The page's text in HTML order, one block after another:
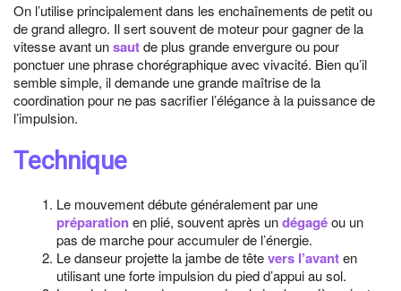
On l’utilise principalement dans les enchaînements de petit ou
de grand allegro. Il sert souvent de moteur pour gagner de la
vitesse avant unsautde plus grande envergure ou pour
ponctuer une phrase chorégraphique avec vivacité. Bien qu’il
semble simple, il demande une grande maîtrise de la
coordination pour ne pas sacrifier l’élégance à la puissance de
l’impulsion.
Technique
Le mouvement débute généralement par une
préparationen plié, souvent après undégagéou un
pas de marche pour accumuler de l’énergie.
Le danseur projette la jambe de têtevers l’avanten
utilisant une forte impulsion du pied d’appui au sol.